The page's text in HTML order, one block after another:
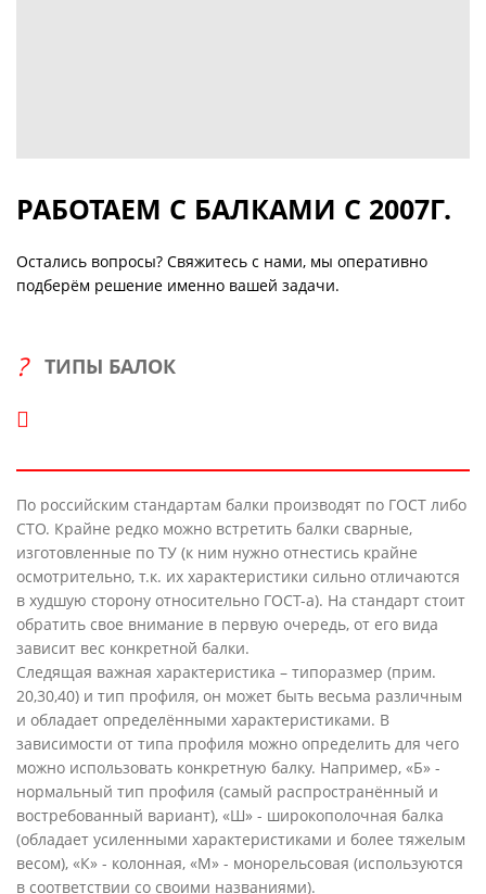
РАБОТАЕМ С БАЛКАМИ С 2007Г.
Остались вопросы? Свяжитесь с нами, мы оперативно
подберём решение именно вашей задачи.
ТИПЫ БАЛОК
По российским стандартам балки производят по ГОСТ либо
СТО. Крайне редко можно встретить балки сварные,
изготовленные по ТУ (к ним нужно отнестись крайне
осмотрительно, т.к. их характеристики сильно отличаются
в худшую сторону относительно ГОСТ-а). На стандарт стоит
обратить свое внимание в первую очередь, от его вида
зависит вес конкретной балки.
Следящая важная характеристика – типоразмер (прим.
20,30,40) и тип профиля, он может быть весьма различным
и обладает определёнными характеристиками. В
зависимости от типа профиля можно определить для чего
можно использовать конкретную балку. Например, «Б» -
нормальный тип профиля (самый распространённый и
востребованный вариант), «Ш» - широкополочная балка
(обладает усиленными характеристиками и более тяжелым
весом), «К» - колонная, «М» - монорельсовая (используются
в соответствии со своими названиями).